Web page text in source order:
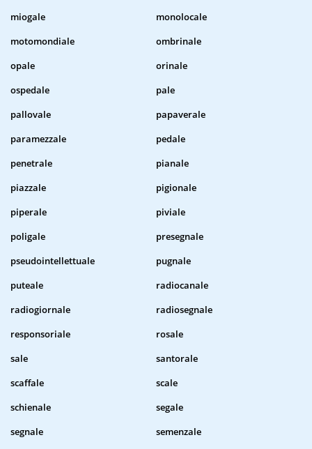
miogale
monolocale
motomondiale
ombrinale
opale
orinale
ospedale
pale
pallovale
papaverale
paramezzale
pedale
penetrale
pianale
piazzale
pigionale
piperale
piviale
poligale
presegnale
pseudointellettuale
pugnale
puteale
radiocanale
radiogiornale
radiosegnale
responsoriale
rosale
sale
santorale
scaffale
scale
schienale
segale
segnale
semenzale